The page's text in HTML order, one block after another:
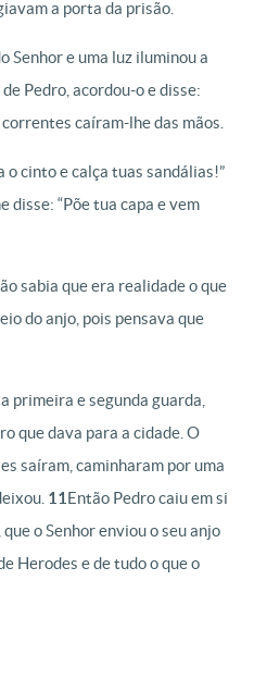
a porta da prisão.
Senhor e uma luz iluminou a
Pedro, acordou-o e disse:
caíram-lhe das mãos.
o cinto e calça tuas sandálias!”
disse: “Põe tua capa e vem
sabia que era realidade o que
do anjo, pois pensava que
primeira e segunda guarda,
que dava para a cidade. O
saíram, caminharam por uma
11 Então Pedro caiu em si
o Senhor enviou o seu anjo
Herodes e de tudo o que o